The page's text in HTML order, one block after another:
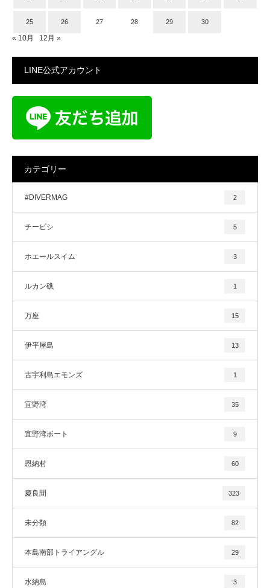
25 26 27 28 29 30
« 10月 12月 »
LINE公式アカウント
カテゴリー
#DIVERMAG 2
チービシ 5
ホエールスイム 3
ルカン礁 1
万座 15
伊平屋島 13
古宇利島エモンズ 1
宜野湾 35
宜野湾ボート 9
恩納村 60
慶良間 323
未分類 82
本島南部トライアングル 29
水納島 3